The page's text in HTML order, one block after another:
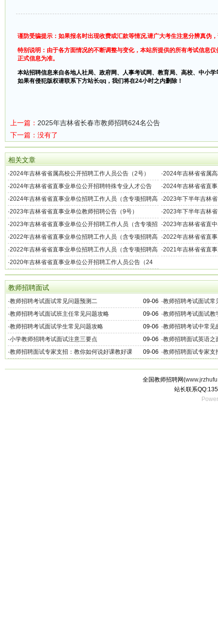
谨防受骗提示：如果报名时出现收费或汇款等情况,请广大考生注意分辨真伪
特别说明：由于各方面情况的不断调整与变化，本站所提供的所有考试信息
正式信息为准。
本站招聘信息来自各地人社局、政府网、人事考试网、教育局、高校、中小
如果有侵犯版权请联系下方站长qq，我们将在24小时之内删除！
上一篇： 2025年吉林省长春市教师招聘624名公告
下一篇：没有了
相关文章
·2024年吉林省省属高校公开招聘工作人员公告（2号） ·2024年吉林省省属
·2024年吉林省省直事业单位公开招聘特殊专业人才公告
（10号）
·2024年吉林省省直
·2024年吉林省省直事业单位招聘工作人员（含专项招聘高
校毕业生）公告（8号）
·2023年下半年吉林
·2023年吉林省省直事业单位教师招聘公告（9号） ·2023年下半年吉林
·2023年吉林省省直事业单位公开招聘工作人员（含专项招
聘高校毕业生）公告（5号）
·2023年吉林省省直
·2022年吉林省省直事业单位招聘工作人员（含专项招聘高
校毕业生）公告（5号）
·2022年吉林省省直
校毕业生）公告（6
·2022年吉林省省直事业单位招聘工作人员（含专项招聘高
校毕业生）公告（7号）
·2021年吉林省省直
·2020年吉林省省直事业单位公开招聘工作人员公告（24
号）
教师招聘面试
09-06
·教师招聘考试面试常见问题预测二 ·教师招聘考试面试常
09-06
·教师招聘考试面试班主任常见问题攻略 ·教师招聘考试面试教
09-06
·教师招聘考试面试学生常见问题攻略 ·教师招聘考试中常见
09-06
·小学教师招聘考试面试注意三要点 ·教师招聘面试英语之
09-06
·教师招聘面试专家支招：教你如何说好课教好课 ·教师招聘面试专家支
全国教师招聘网(
站长联系